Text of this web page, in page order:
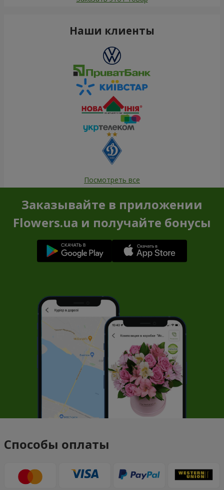
Наши клиенты
Посмотреть все
Заказывайте в приложении
Flowers.ua и получайте бонусы
Способы оплаты